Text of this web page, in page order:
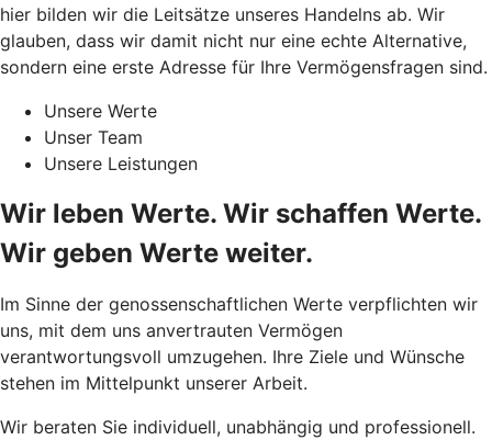
hier bilden wir die Leitsätze unseres Handelns ab. Wir
glauben, dass wir damit nicht nur eine echte Alternative,
sondern eine erste Adresse für Ihre Vermögensfragen sind.
Unsere Werte
Unser Team
Unsere Leistungen
Wir leben Werte. Wir schaffen Werte.
Wir geben Werte weiter.
Im Sinne der genossenschaftlichen Werte verpflichten wir
uns, mit dem uns anvertrauten Vermögen
verantwortungsvoll umzugehen. Ihre Ziele und Wünsche
stehen im Mittelpunkt unserer Arbeit.
Wir beraten Sie individuell, unabhängig und professionell.